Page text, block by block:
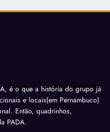
é o que a história do grupo já
e locais(em Pernambuco)
Então, quadrinhos,
PADA.